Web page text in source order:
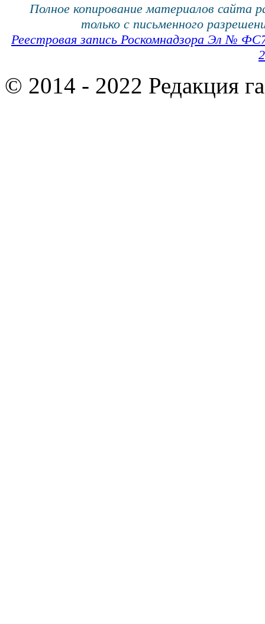
Полное копирование материалов сайта
только с письменного
Реестровая запись Роскомнадзора Эл №
© 2014 - 2022 Редакция